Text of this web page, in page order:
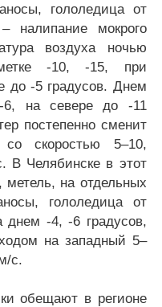
гололедица от
налипание мокрого
воздуха ночью
-10, -15, при
до -5 градусов. Днем
6, на севере до -11
постепенно сменит
со скоростью 5–10,
В Челябинске в этот
на отдельных
гололедица от
днем -4, -6 градусов,
на западный 5–
с.
обещают в регионе